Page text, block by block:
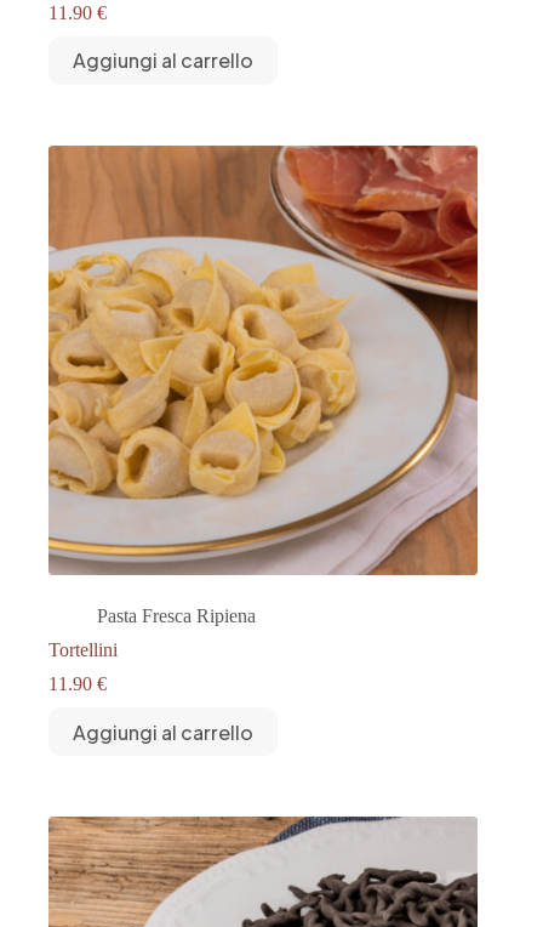
11.90 €
Aggiungi al carrello
Pasta Fresca Ripiena
Tortellini
11.90 €
Aggiungi al carrello